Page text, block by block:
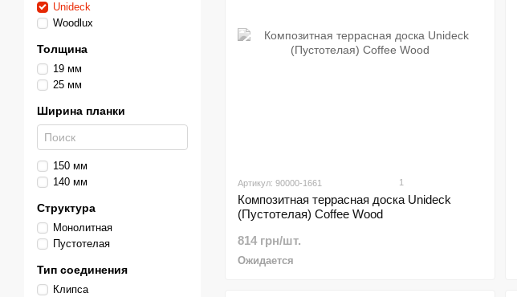
Артикул: 90000-1661 1
Композитная террасная доска Unideck
(Пустотелая) Coffee Wood
814 грн/шт.
Ожидается
Unideck
Woodlux
Толщина
19 мм
25 мм
Ширина планки
150 мм
140 мм
Структура
Монолитная
Пустотелая
Тип соединения
Клипса